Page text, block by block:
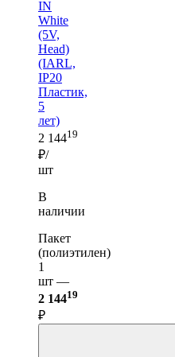
IN
White
(5V,
Head)
(IARL,
IP20
Пластик,
5
лет)
2 14419
₽/
шт
В
наличии
Пакет
(полиэтилен)
1
шт —
2 14419
₽